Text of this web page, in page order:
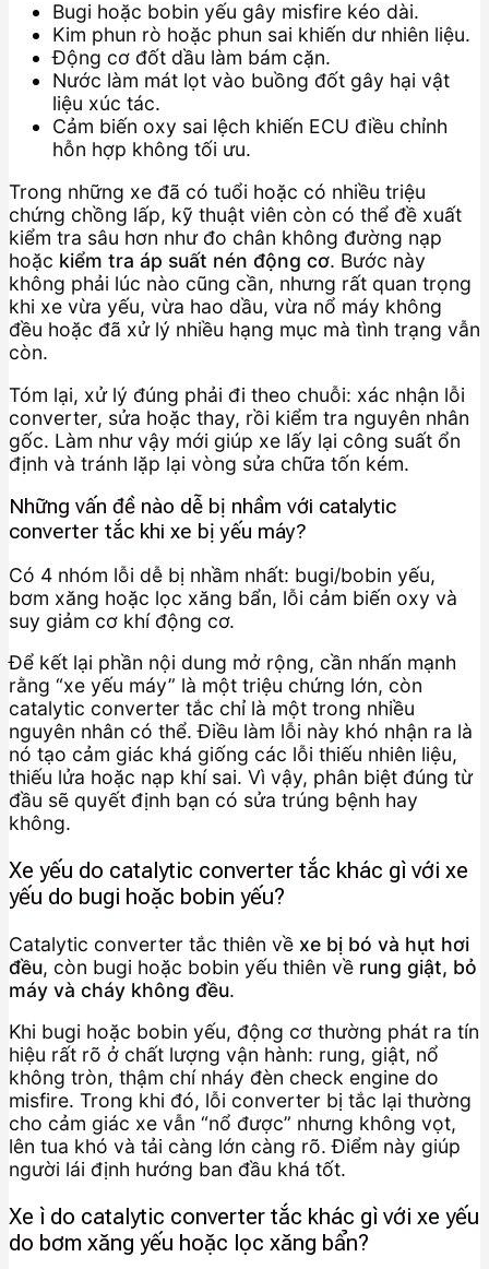
Bugi hoặc bobin yếu gây misfire kéo dài.
Kim phun rò hoặc phun sai khiến dư nhiên liệu.
Động cơ đốt dầu làm bám cặn.
Nước làm mát lọt vào buồng đốt gây hại vật
liệu xúc tác.
Cảm biến oxy sai lệch khiến ECU điều chỉnh
hỗn hợp không tối ưu.
Trong những xe đã có tuổi hoặc có nhiều triệu
chứng chồng lấp, kỹ thuật viên còn có thể đề xuất
kiểm tra sâu hơn như đo chân không đường nạp
hoặc kiểm tra áp suất nén động cơ. Bước này
không phải lúc nào cũng cần, nhưng rất quan trọng
khi xe vừa yếu, vừa hao dầu, vừa nổ máy không
đều hoặc đã xử lý nhiều hạng mục mà tình trạng vẫn
còn.
Tóm lại, xử lý đúng phải đi theo chuỗi: xác nhận lỗi
converter, sửa hoặc thay, rồi kiểm tra nguyên nhân
gốc. Làm như vậy mới giúp xe lấy lại công suất ổn
định và tránh lặp lại vòng sửa chữa tốn kém.
Những vấn đề nào dễ bị nhầm với catalytic
converter tắc khi xe bị yếu máy?
Có 4 nhóm lỗi dễ bị nhầm nhất: bugi/bobin yếu,
bơm xăng hoặc lọc xăng bẩn, lỗi cảm biến oxy và
suy giảm cơ khí động cơ.
Để kết lại phần nội dung mở rộng, cần nhấn mạnh
rằng “xe yếu máy” là một triệu chứng lớn, còn
catalytic converter tắc chỉ là một trong nhiều
nguyên nhân có thể. Điều làm lỗi này khó nhận ra là
nó tạo cảm giác khá giống các lỗi thiếu nhiên liệu,
thiếu lửa hoặc nạp khí sai. Vì vậy, phân biệt đúng từ
đầu sẽ quyết định bạn có sửa trúng bệnh hay
không.
Xe yếu do catalytic converter tắc khác gì với xe
yếu do bugi hoặc bobin yếu?
Catalytic converter tắc thiên về xe bị bó và hụt hơi
đều, còn bugi hoặc bobin yếu thiên về rung giật, bỏ
máy và cháy không đều.
Khi bugi hoặc bobin yếu, động cơ thường phát ra tín
hiệu rất rõ ở chất lượng vận hành: rung, giật, nổ
không tròn, thậm chí nháy đèn check engine do
misfire. Trong khi đó, lỗi converter bị tắc lại thường
cho cảm giác xe vẫn “nổ được” nhưng không vọt,
lên tua khó và tải càng lớn càng rõ. Điểm này giúp
người lái định hướng ban đầu khá tốt.
Xe ì do catalytic converter tắc khác gì với xe yếu
do bơm xăng yếu hoặc lọc xăng bẩn?